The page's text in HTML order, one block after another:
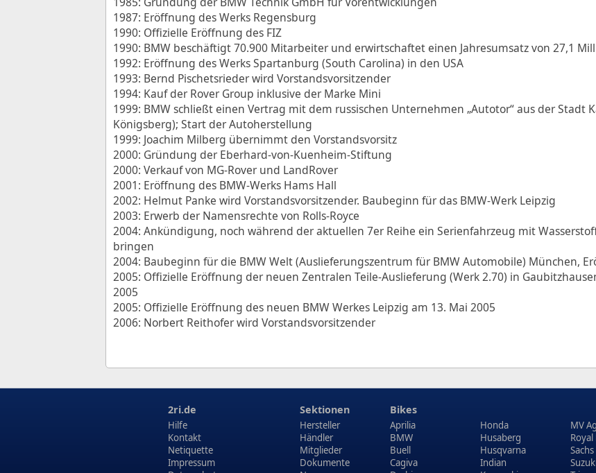
1987: Eröffnung des Werks Regensburg
1990: Offizielle Eröffnung des FIZ
1990: BMW beschäftigt 70.900 Mitarbeiter und erwirtschaftet einen Jahresumsatz von 27,1
1992: Eröffnung des Werks Spartanburg (South Carolina) in den USA
1993: Bernd Pischetsrieder wird Vorstandsvorsitzender
1994: Kauf der Rover Group inklusive der Marke Mini
1999: BMW schließt einen Vertrag mit dem russischen Unternehmen „Autotor“ aus der Stadt
Königsberg); Start der Autoherstellung
1999: Joachim Milberg übernimmt den Vorstandsvorsitz
2000: Gründung der Eberhard-von-Kuenheim-Stiftung
2000: Verkauf von MG-Rover und LandRover
2001: Eröffnung des BMW-Werks Hams Hall
2002: Helmut Panke wird Vorstandsvorsitzender. Baubeginn für das BMW-Werk Leipzig
2003: Erwerb der Namensrechte von Rolls-Royce
2004: Ankündigung, noch während der aktuellen 7er Reihe ein Serienfahrzeug mit
bringen
2004: Baubeginn für die BMW Welt (Auslieferungszentrum für BMW Automobile) München,
2005: Offizielle Eröffnung der neuen Zentralen Teile-Auslieferung (Werk 2.70) in
2005
2005: Offizielle Eröffnung des neuen BMW Werkes Leipzig am 13. Mai 2005
2006: Norbert Reithofer wird Vorstandsvorsitzender
2ri.de
Hilfe
Kontakt
Netiquette
Impressum
Sektionen
Hersteller
Händler
Mitglieder
Dokumente
Bikes
Aprilia
BMW
Buell
Cagiva
Honda
Husaberg
Husqvarna
Indian
MV
Royal
Sachs